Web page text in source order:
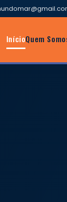
InícioQuem